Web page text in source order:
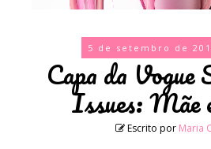
5 de setembro de
Capa da Vogue
Issues: Mãe
Escrito por Maria